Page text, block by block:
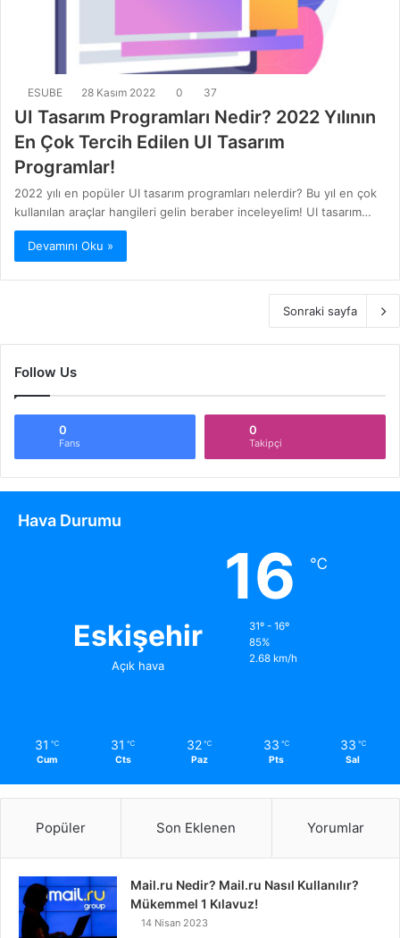
ESUBE 28 Kasım 2022 0 37
UI Tasarım Programları Nedir? 2022 Yılının
En Çok Tercih Edilen UI Tasarım
Programlar!
2022 yılı en popüler UI tasarım programları nelerdir? Bu yıl en çok
kullanılan araçlar hangileri gelin beraber inceleyelim! UI tasarım…
Devamını Oku »
Sonraki sayfa
Follow Us
0
Fans
0
Takipçi
Hava Durumu
Eskişehir
Açık hava
16 ℃
31º - 16º
85%
2.68 km/h
31 ℃
Cum
31 ℃
Cts
32 ℃
Paz
33 ℃
Pts
33 ℃
Sal
Popüler Son Eklenen Yorumlar
Mail.ru Nedir? Mail.ru Nasıl Kullanılır?
Mükemmel 1 Kılavuz!
14 Nisan 2023